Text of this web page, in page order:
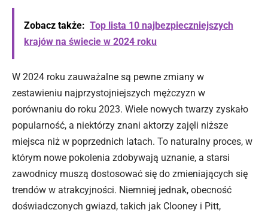
Zobacz także: Top lista 10 najbezpieczniejszych
krajów na świecie w 2024 roku
W 2024 roku zauważalne są pewne zmiany w
zestawieniu najprzystojniejszych mężczyzn w
porównaniu do roku 2023. Wiele nowych twarzy zyskało
popularność, a niektórzy znani aktorzy zajęli niższe
miejsca niż w poprzednich latach. To naturalny proces, w
którym nowe pokolenia zdobywają uznanie, a starsi
zawodnicy muszą dostosować się do zmieniających się
trendów w atrakcyjności. Niemniej jednak, obecność
doświadczonych gwiazd, takich jak Clooney i Pitt,